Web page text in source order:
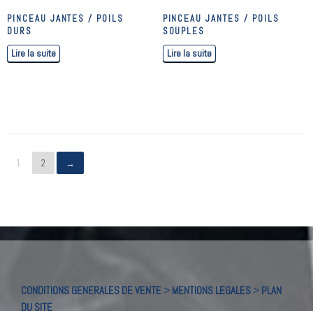
PINCEAU JANTES / POILS
DURS
Lire la suite
PINCEAU JANTES / POILS
SOUPLES
Lire la suite
1 2 →
CONDITIONS GENERALES DE VENTE > MENTIONS LEGALES > PLAN
DU SITE